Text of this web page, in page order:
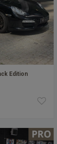
Edition